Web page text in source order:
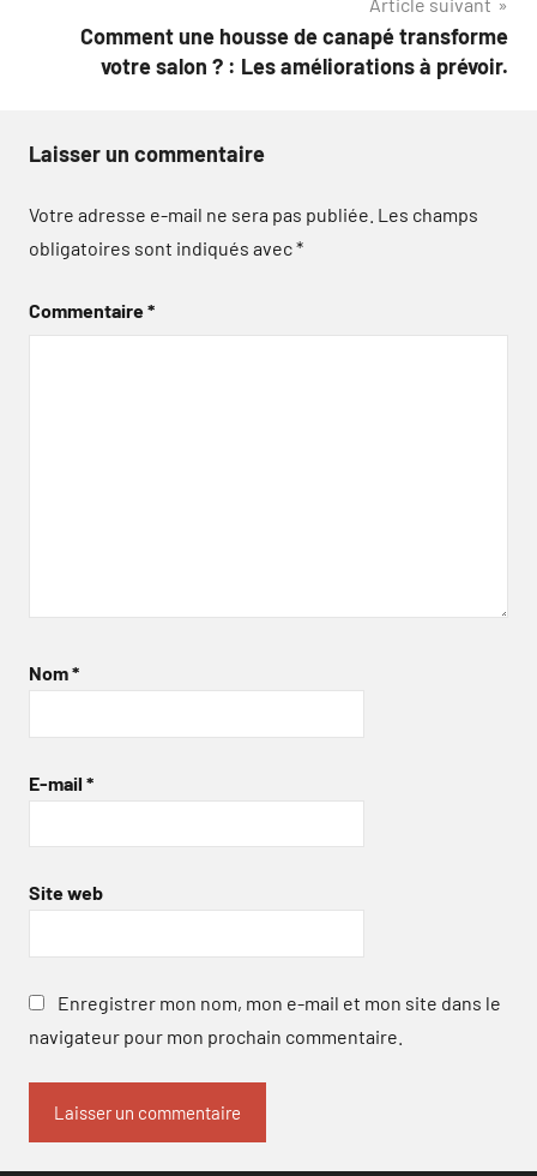
Comment une housse de canapé transforme
votre salon ? : Les améliorations à prévoir.
Laisser un commentaire
Votre adresse e-mail ne sera pas publiée. Les champs
obligatoires sont indiqués avec*
Commentaire*
Nom*
E-mail *
Site web
Enregistrer mon nom, mon e-mail et mon site dans le
navigateur pour mon prochain commentaire.